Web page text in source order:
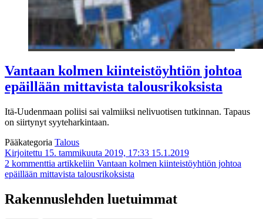
Vantaan kolmen kiinteistöyhtiön johtoa
epäillään mittavista talousrikoksista
Itä-Uudenmaan poliisi sai valmiiksi nelivuotisen tutkinnan. Tapaus
on siirtynyt syyteharkintaan.
Pääkategoria Talous
Kirjoitettu 15. tammikuuta 2019, 17:33 15.1.2019
2 kommenttia artikkeliin Vantaan kolmen kiinteistöyhtiön johtoa
epäillään mittavista talousrikoksista
Rakennuslehden luetuimmat